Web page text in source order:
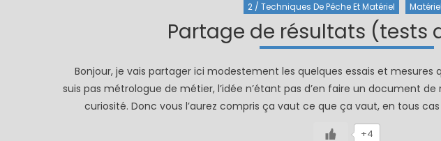
2 / Techniques De Pêche Et Matériel Matériel
Partage de résultats (tests
Bonjour, je vais partager ici modestement les quelques essais et mesures
suis pas métrologue de métier, l’idée n’étant pas d’en faire un document
curiosité. Donc vous l’aurez compris ça vaut ce que ça vaut, en tous
+4